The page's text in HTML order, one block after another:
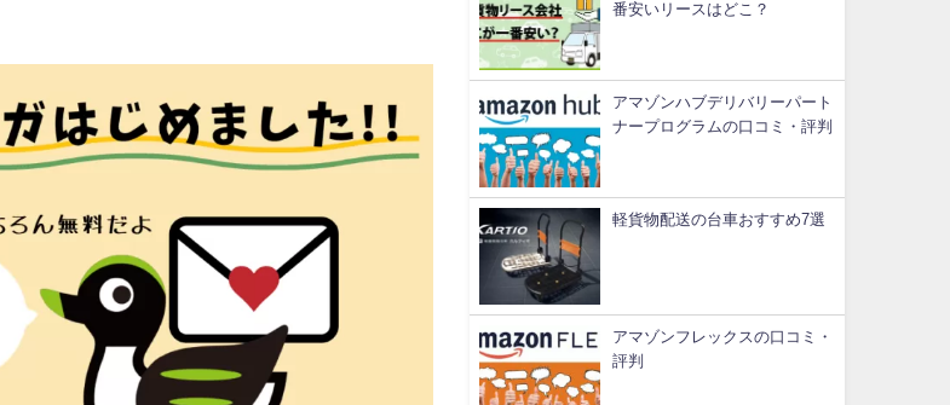
番安いリースはどこ？
アマゾンハブデリバリーパート
ナープログラムの口コミ・評判
軽貨物配送の台車おすすめ7選
アマゾンフレックスの口コミ・
評判